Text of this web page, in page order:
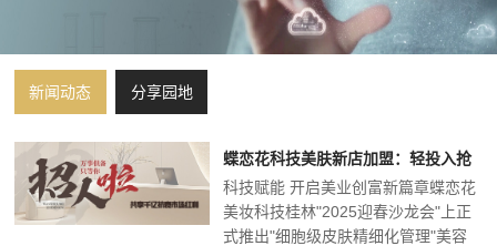
新闻动态 分享园地
蝶恋花科技美肤新店加盟：轻投入抢
占千亿皮肤管理市场新机遇
科技赋能 开启美业创富新篇章蝶恋花
美妆科技桂林"2025迎春沙龙会"上正
式推出"细胞级皮肤精细化管理"美容